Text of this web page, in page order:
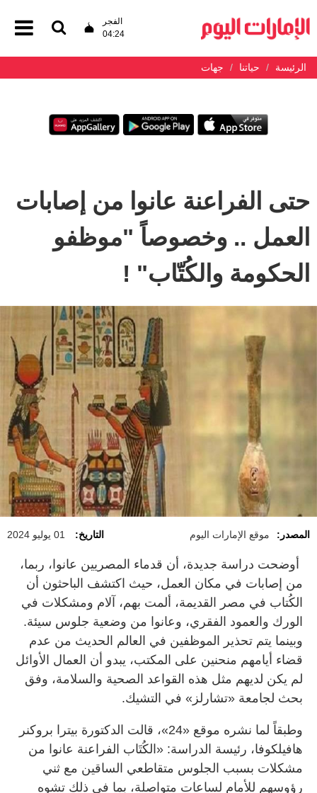
الفجر
04:24
الرئيسة حياتنا جهات
حتى الفراعنة عانوا من إصابات
العمل .. وخصوصاً "موظفو
الحكومة والكُتّاب" !
المصدر: موقع الإمارات اليوم التاريخ: 01 يوليو 2024
أوضحت دراسة جديدة، أن قدماء المصريين عانوا، ربما،
من إصابات في مكان العمل، حيث اكتشف الباحثون أن
الكُتاب في مصر القديمة، ألمت بهم، آلام ومشكلات في
الورك والعمود الفقري، وعانوا من وضعية جلوس سيئة.
وبينما يتم تحذير الموظفين في العالم الحديث من عدم
قضاء أيامهم منحنين على المكتب، يبدو أن العمال الأوائل
لم يكن لديهم مثل هذه القواعد الصحية والسلامة، وفق
بحث لجامعة «تشارلز» في التشيك.
وطبقاً لما نشره موقع «24»، قالت الدكتورة بيترا بروكنر
هافيلكوفا، رئيسة الدراسة: «الكُتَاب الفراعنة عانوا من
مشكلات بسبب الجلوس متقاطعي الساقين مع ثني
رؤوسهم للأمام لساعات متواصلة، بما في ذلك تشوه